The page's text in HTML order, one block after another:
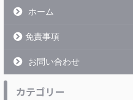
ホーム
免責事項
お問い合わせ
カテゴリー